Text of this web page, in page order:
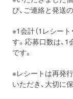
び、ご連絡と発送
※1会計（1レシー
す。応募口数は、
です。
※レシートは再発
いただき、大切に